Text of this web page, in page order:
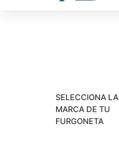
SELECCIONA LA
MARCA DE TU
FURGONETA